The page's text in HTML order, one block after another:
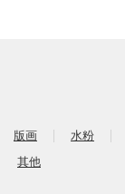
版画 | 水粉 |
其他